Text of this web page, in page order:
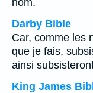
nom.
Darby Bible
Car, comme les
que je fais,
ainsi
King James